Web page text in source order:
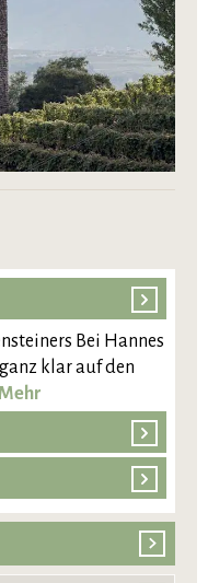
Bei Hannes
klar auf den
Mehr